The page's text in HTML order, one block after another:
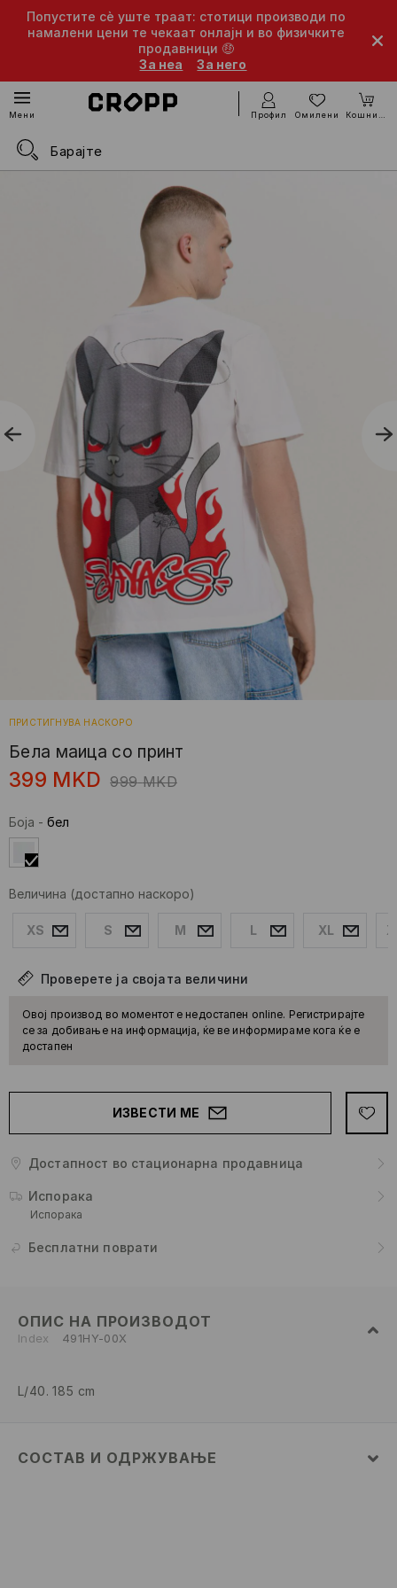
Попустите сè уште траат: стотици производи по
намалени цени те чекаат онлајн и во физичките
продавници 🤑
За неа
За него
Мени Профил Омилени Кошничка
ПРИСТИГНУВА НАСКОРО
Белa маица со принт
399 MKD 999 MKD
Боја - бел
Величина (достапно наскоро)
XS S M L XL
Проверете ја својата величини
Овој производ во моментот е недостапен online. Регистрирајте
се за добивање на информација, ќе ве информираме кога ќе е
достапен
ИЗВЕСТИ МЕ
Достапност во стационарна продавница
Испорака
Испорака
Бесплатни поврати
ОПИС НА ПРОИЗВОДОТ
Index 491HY-00X
L/40. 185 cm
СОСТАВ И ОДРЖУВАЊЕ